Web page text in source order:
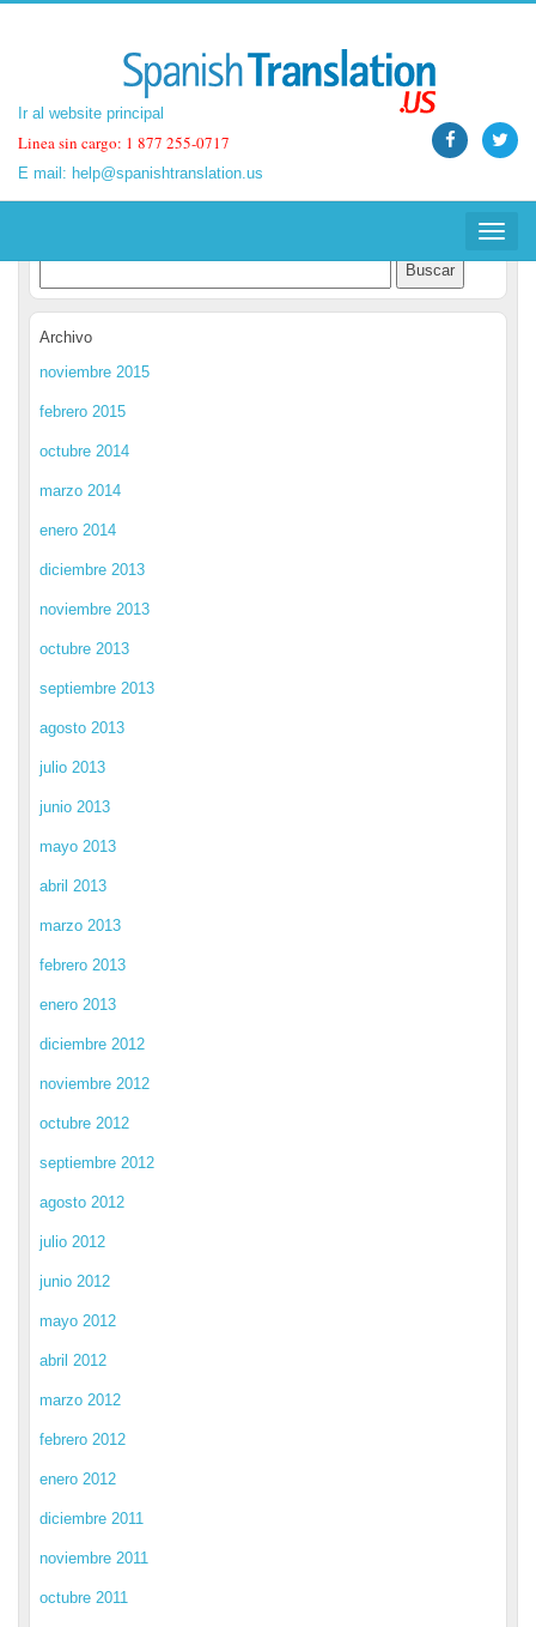
Ir al website principal
Linea sin cargo: 1 877 255-0717
E mail: help@spanishtranslation.us
Toggle
Ir al website principal
Linea sin cargo: 1 877 255-0717
E mail: help@spanishtranslation.us
Toggle
Spanish Translation Blog
Archivo
noviembre 2015
febrero 2015
octubre 2014
marzo 2014
enero 2014
diciembre 2013
noviembre 2013
octubre 2013
septiembre 2013
agosto 2013
julio 2013
junio 2013
mayo 2013
abril 2013
marzo 2013
febrero 2013
enero 2013
diciembre 2012
noviembre 2012
octubre 2012
septiembre 2012
agosto 2012
julio 2012
junio 2012
mayo 2012
abril 2012
marzo 2012
febrero 2012
enero 2012
diciembre 2011
noviembre 2011
octubre 2011